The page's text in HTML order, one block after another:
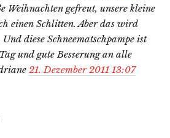
Weihnachten gefreut, unsere kleine
einen Schlitten. Aber das wird
diese Schneematschpampe ist
und gute Besserung an alle
21. Dezember 2011 13:07